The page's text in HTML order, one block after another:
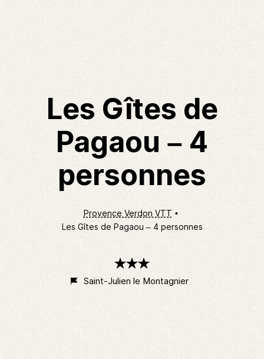
Les Gîtes de
Pagaou – 4
personnes
Provence Verdon VTT
Les Gîtes de Pagaou – 4 personnes
étoiles
Saint-Julien le Montagnier